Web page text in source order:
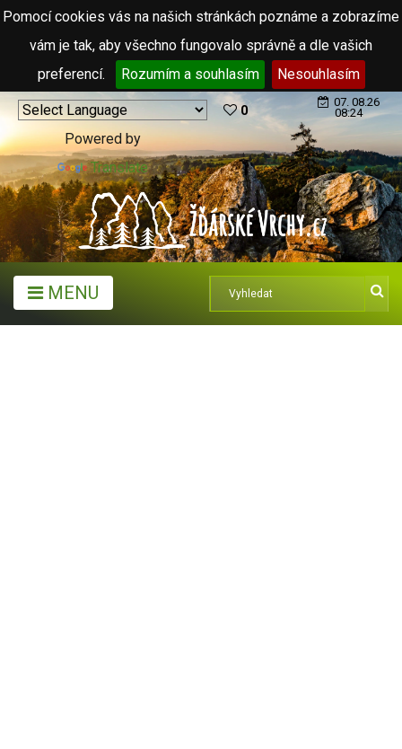
Pomocí cookies vás na našich stránkách poznáme a zobrazíme
vám je tak, aby všechno fungovalo správně a dle vašich
preferencí.
Rozumím a souhlasím Nesouhlasím
Powered by
Translate
0
07. 08.26
08:24
MENU